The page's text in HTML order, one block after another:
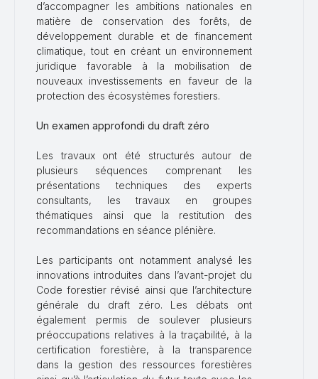
d’accompagner les ambitions nationales en
matière de conservation des forêts, de
développement durable et de financement
climatique, tout en créant un environnement
juridique favorable à la mobilisation de
nouveaux investissements en faveur de la
protection des écosystèmes forestiers.
Un examen approfondi du draft zéro
Les travaux ont été structurés autour de
plusieurs séquences comprenant les
présentations techniques des experts
consultants, les travaux en groupes
thématiques ainsi que la restitution des
recommandations en séance plénière.
Les participants ont notamment analysé les
innovations introduites dans l’avant-projet du
Code forestier révisé ainsi que l’architecture
générale du draft zéro. Les débats ont
également permis de soulever plusieurs
préoccupations relatives à la traçabilité, à la
certification forestière, à la transparence
dans la gestion des ressources forestières